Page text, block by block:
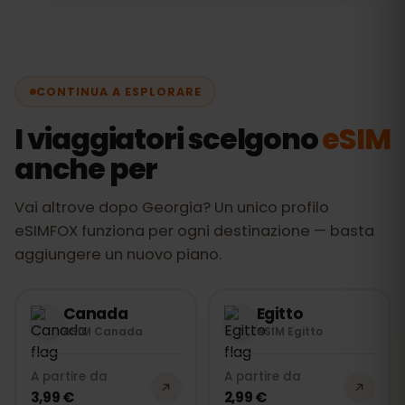
eSilknet — le stesse delle SIM locali.
CONTINUA A ESPLORARE
I viaggiatori scelgonoeSIM
anche per
Vai altrove dopo Georgia? Un unico profilo
eSIMFOX funziona per ogni destinazione — basta
aggiungere un nuovo piano.
Canada
eSIM Canada
A partire da
3,99 €
Egitto
eSIM Egitto
A partire da
2,99 €